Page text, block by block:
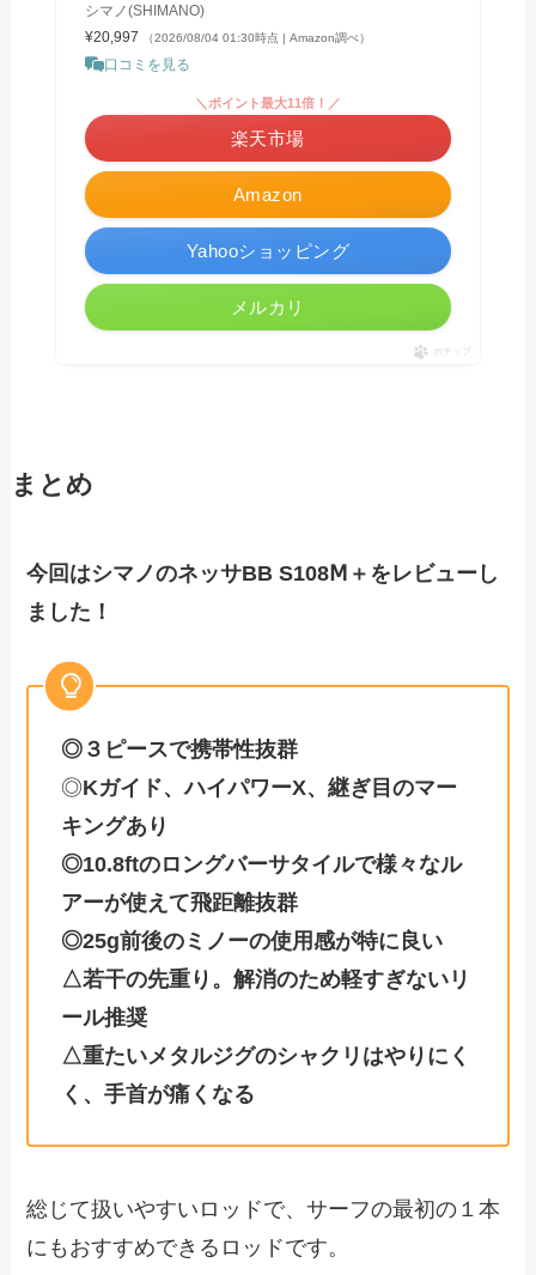
シマノ(SHIMANO)
¥20,997
（2026/08/04 01:30時点 | Amazon調べ）
口コミを見る
Amazon
＼ポイント最大11倍！／
楽天市場
Yahooショッピング
メルカリ
ポチップ
まとめ
今回はシマノのネッサBB S108Ⅿ＋をレビューし
ました！
◎３ピースで携帯性抜群
◎Kガイド、ハイパワーX、継ぎ目のマー
キングあり
◎10.8ftのロングバーサタイルで様々なル
アーが使えて飛距離抜群
◎25g前後のミノーの使用感が特に良い
△若干の先重り。解消のため軽すぎないリ
ール推奨
△重たいメタルジグのシャクリはやりにく
く、手首が痛くなる
総じて扱いやすいロッドで、サーフの最初の１本
にもおすすめできるロッドです。